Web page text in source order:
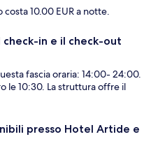
10.00 EUR a notte.
in e il check-out
fascia oraria: 14:00- 24:00.
le 10:30. La struttura offre il
presso Hotel Artide e